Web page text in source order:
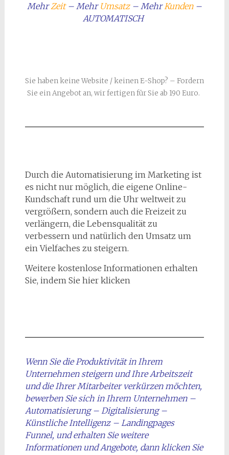
MehrZeit– Mehr Umsatz– MehrKunden–
AUTOMATISCH
Sie haben keine Website / keinen E-Shop? – Fordern
Sie ein Angebot an, wir fertigen für Sie ab 190 Euro.
Durch die Automatisierung im Marketing ist
es nicht nur möglich, die eigene Online-
Kundschaft rund um die Uhr weltweit zu
vergrößern, sondern auch die Freizeit zu
verlängern, die Lebensqualität zu
verbessern und natürlich den Umsatz um
ein Vielfaches zu steigern.
Weitere kostenlose Informationen erhalten
Sie, indem Sie hier klicken
Wenn Sie die Produktivität in Ihrem
Unternehmen steigern und Ihre Arbeitszeit
und die Ihrer Mitarbeiter verkürzen möchten,
bewerben Sie sich in Ihrem Unternehmen –
Automatisierung – Digitalisierung –
Künstliche Intelligenz – Landingpages
Funnel, und erhalten Sie weitere
Informationen und Angebote, dann klicken Sie